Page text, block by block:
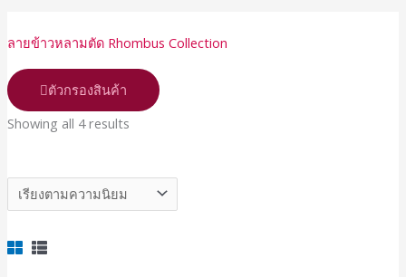
ลายข้าวหลามตัด Rhombus Collection
ตัวกรองสินค้า
Showing all 4 results
by
popularity